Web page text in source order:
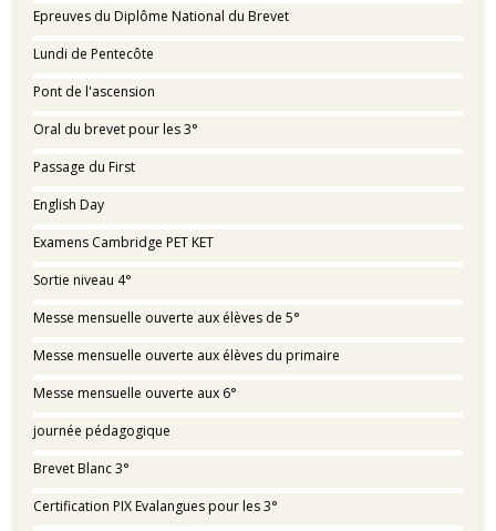
Epreuves du Diplôme National du Brevet
Lundi de Pentecôte
Pont de l'ascension
Oral du brevet pour les 3°
Passage du First
English Day
Examens Cambridge PET KET
Sortie niveau 4°
Messe mensuelle ouverte aux élèves de 5°
Messe mensuelle ouverte aux élèves du primaire
Messe mensuelle ouverte aux 6°
journée pédagogique
Brevet Blanc 3°
Certification PIX Evalangues pour les 3°